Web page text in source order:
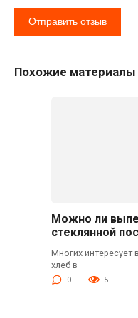
Похожие материалы
Можно ли
стеклянной
Многих
хлеб в
0 5